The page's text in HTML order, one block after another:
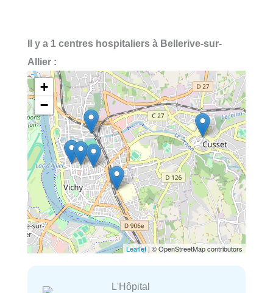
Il y a 1 centres hospitaliers à Bellerive-sur-
Allier :
+
−
Leaflet| © OpenStreetMap contributors
L'Hôpital